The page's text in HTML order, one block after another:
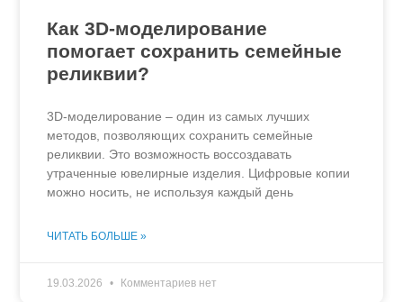
Как 3D-моделирование
помогает сохранить семейные
реликвии?
3D-моделирование – один из самых лучших
методов, позволяющих сохранить семейные
реликвии. Это возможность воссоздавать
утраченные ювелирные изделия. Цифровые копии
можно носить, не используя каждый день
ЧИТАТЬ БОЛЬШЕ »
19.03.2026 Комментариев нет